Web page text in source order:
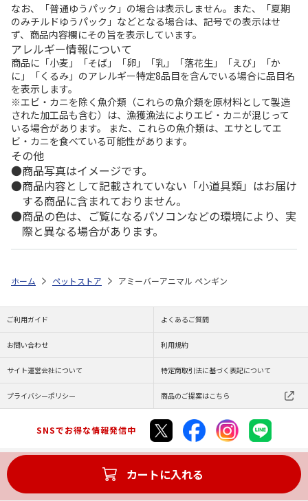
なお、「普通ゆうパック」の場合は表示しません。また、「夏期
のみチルドゆうパック」などとなる場合は、記号での表示はせ
ず、商品内容欄にその旨を表示しています。
アレルギー情報について
商品に「小麦」「そば」「卵」「乳」「落花生」「えび」「か
に」「くるみ」のアレルギー特定8品目を含んでいる場合に品目名
を表示します。
※エビ・カニを除く魚介類（これらの魚介類を原材料として製造
された加工品も含む）は、漁獲漁法によりエビ・カニが混じって
いる場合があります。 また、これらの魚介類は、エサとしてエ
ビ・カニを食べている可能性があります。
その他
商品写真はイメージです。
商品内容として記載されていない「小道具類」はお届け
する商品に含まれておりません。
商品の色は、ご覧になるパソコンなどの環境により、実
際と異なる場合があります。
カートに入れる
ホーム ペットストア アミーバーアニマル ペンギン
ご利用ガイド よくあるご質問
お問い合わせ 利用規約
サイト運営会社について 特定商取引法に基づく表記について
プライバシーポリシー 商品のご提案はこちら
SNSでお得な情報発信中